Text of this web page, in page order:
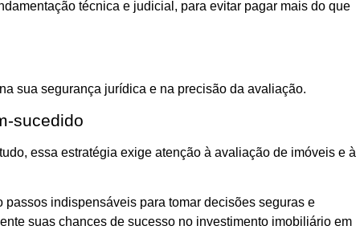
técnica e judicial, para evitar pagar mais do que
sua segurança jurídica e na precisão da avaliação.
sucedido
essa estratégia exige atenção à avaliação de imóveis e à
indispensáveis para tomar decisões seguras e
suas chances de sucesso no investimento imobiliário em